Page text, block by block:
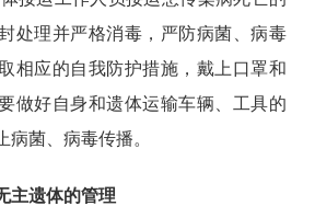
处理并严格消毒，严防病菌、病毒
相应的自我防护措施，戴上口罩和
做好自身和遗体运输车辆、工具的
病菌、病毒传播。
主遗体的管理